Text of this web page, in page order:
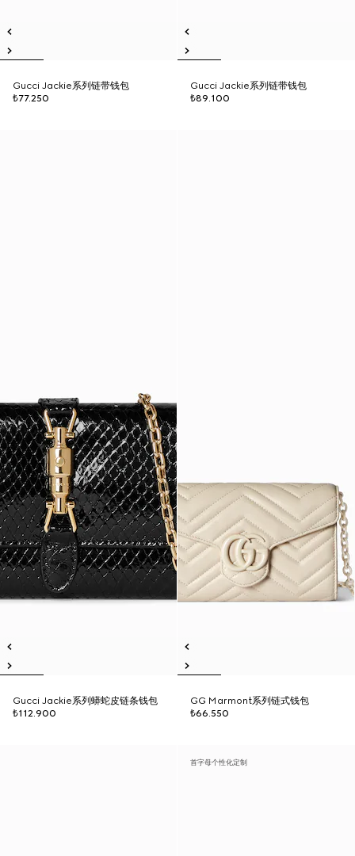
Gucci Jackie系列链带钱包
₺77.250
Gucci Jackie系列链带钱包
₺89.100
Gucci Jackie系列蟒蛇皮链条钱包
₺112.900
GG Marmont系列链式钱包
₺66.550
首字母个性化定制